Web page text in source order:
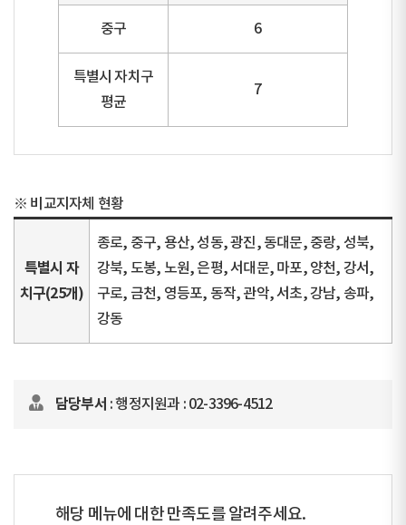
중구 6
특별시 자치구
평균
7
※ 비교지자체 현황
특별시 자
치구(25개)
종로, 중구, 용산, 성동, 광진, 동대문, 중랑, 성북,
강북, 도봉, 노원, 은평, 서대문, 마포, 양천, 강서,
구로, 금천, 영등포, 동작, 관악, 서초, 강남, 송파,
강동
담당부서 : 행정지원과 : 02-3396-4512
해당 메뉴에 대한 만족도를 알려주세요.